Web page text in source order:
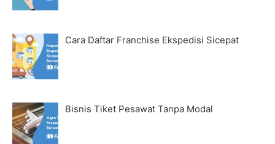
Cara Daftar Franchise Ekspedisi Sicepat
Bisnis Tiket Pesawat Tanpa Modal